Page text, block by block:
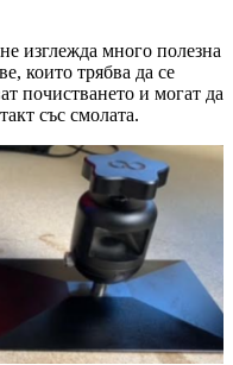
изглежда много полезна
които трябва да се
почистването и могат да
със смолата.